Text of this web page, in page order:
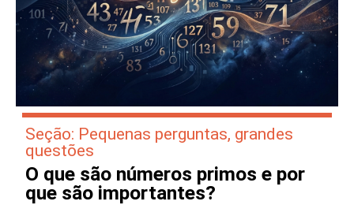
Seção: Pequenas perguntas, grandes
questões
O que são números primos e por
que são importantes?